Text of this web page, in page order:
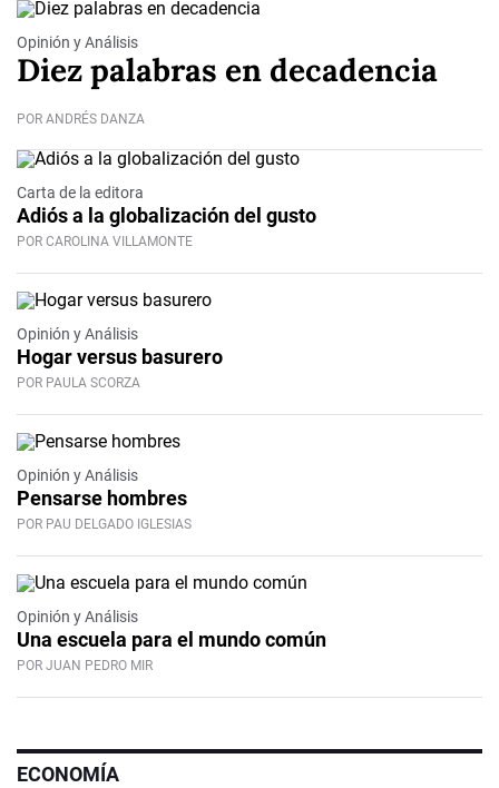
Opinión y Análisis
Diez palabras en decadencia
POR ANDRÉS DANZA
Carta de la editora
Adiós a la globalización del gusto
POR CAROLINA VILLAMONTE
Opinión y Análisis
Hogar versus basurero
POR PAULA SCORZA
Video
Opinión y Análisis
Pensarse hombres
POR PAU DELGADO IGLESIAS
Opinión y Análisis
Una escuela para el mundo común
POR JUAN PEDRO MIR
ECONOMÍA